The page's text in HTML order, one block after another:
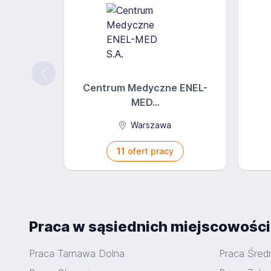
Centrum Medyczne ENEL-
MED...
Warszawa
11 ofert pracy
Praca w sąsiednich
Praca Tarnawa Dolna
Praca